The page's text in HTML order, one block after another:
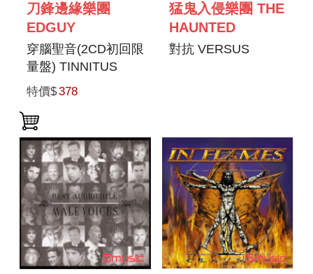
刀鋒邊緣樂團
EDGUY
穿腦聖音(2CD初回限
量盤) TINNITUS
SANCTUS
特價$378
猛鬼入侵樂團 THE
HAUNTED
對抗 VERSUS